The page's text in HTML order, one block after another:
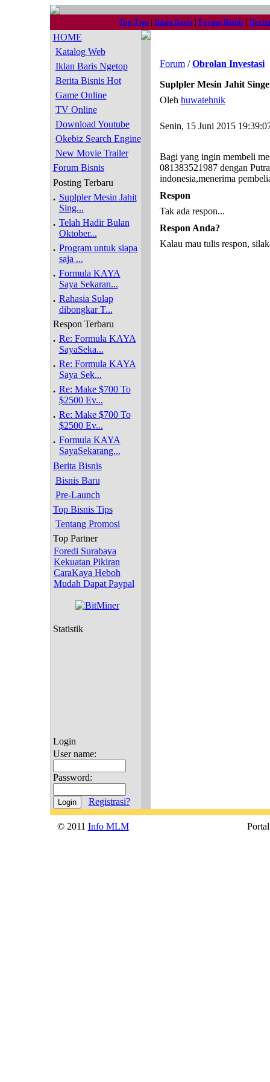
Top Tips | Iklan Baris | Forum Bisnis |
HOME
Katalog Web
Iklan Baris Ngetop
Berita Bisnis Hot
Game Online
TV Online
Download Youtube
Okebiz Search Engine
New Movie Trailer
Forum Bisnis
Posting Terbaru
. Suplpler Mesin Jahit
Sing...
. Telah Hadir Bulan
Oktober...
. Program untuk siapa
saja ...
. Formula KAYA
Saya Sekaran...
. Rahasia Sulap
dibongkar T...
Respon Terbaru
. Re: Formula KAYA
SayaSeka...
. Re: Formula KAYA
Saya Sek...
. Re: Make $700 To
$2500 Ev...
. Re: Make $700 To
$2500 Ev...
. Formula KAYA
SayaSekarang...
Berita Bisnis
Bisnis Baru
Pre-Launch
Top Bisnis Tips
Tentang Promosi
Top Partner
Foredi Surabaya
Kekuatan Pikiran
CaraKaya Heboh
Mudah Dapat Paypal
Statistik
Login
User name:
Password:
Registrasi?
Forum/Obrolan Investasi
Suplpler Mesin Jahit
Oleh huwatehnik
Senin, 15 Juni 2015
Bagi yang ingin membeli
081383521987 dengan
indonesia,menerima
Respon
Tak ada respon...
Respon Anda?
Kalau mau tulis respon,
© 2011 Info MLM